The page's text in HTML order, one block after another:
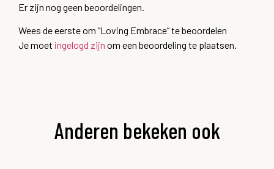
Er zijn nog geen beoordelingen.
Wees de eerste om “Loving Embrace” te beoordelen
Je moet ingelogd zijn om een beoordeling te plaatsen.
Anderen bekeken ook